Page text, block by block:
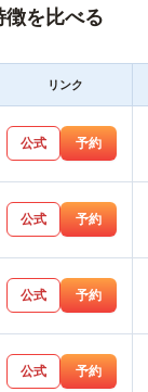
を比べる
リンク
公式 予約
公式 予約
公式 予約
公式 予約